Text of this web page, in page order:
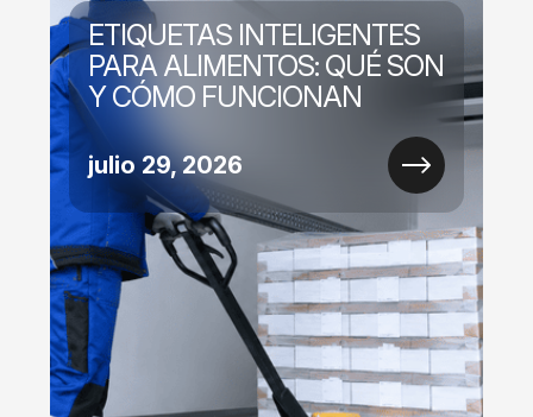
ETIQUETAS INTELIGENTES
PARA ALIMENTOS: QUÉ SON
Y CÓMO FUNCIONAN
julio 29, 2026